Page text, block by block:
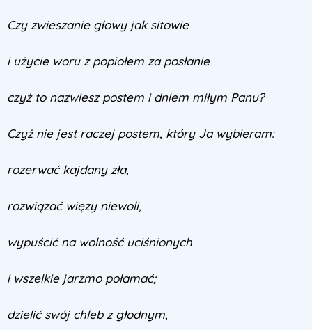
Czy zwieszanie głowy jak sitowie
i użycie woru z popiołem za posłanie
czyż to nazwiesz postem i dniem miłym Panu?
Czyż nie jest raczej postem, który Ja wybieram:
rozerwać kajdany zła,
rozwiązać więzy niewoli,
wypuścić na wolność uciśnionych
i wszelkie jarzmo połamać;
dzielić swój chleb z głodnym,